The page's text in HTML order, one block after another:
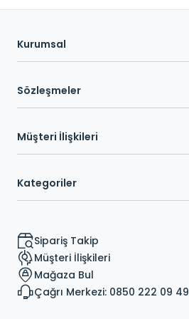
Kurumsal
Sözleşmeler
Müşteri İlişkileri
Kategoriler
Sipariş Takip
Müşteri İlişkileri
Mağaza Bul
Çağrı Merkezi: 0850 222 09 49